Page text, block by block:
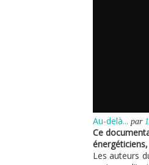
Au-delà... par
Ce
Les auteurs